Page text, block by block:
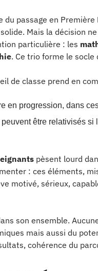
du passage en Première
Mais la décision
particulière : les
. Ce trio forme le socle
de classe prend en
en progression, dans
être relativisés
pèsent lourd
: ces éléments,
motivé, sérieux,
son ensemble.
mais aussi du
cohérence du